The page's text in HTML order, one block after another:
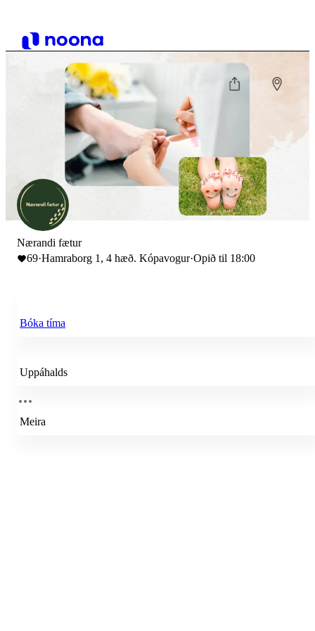
Nærandi fætur
69·Hamraborg 1, 4 hæð. Kópavogur·Opið til 18:00
Bóka tíma
Uppáhalds
Meira